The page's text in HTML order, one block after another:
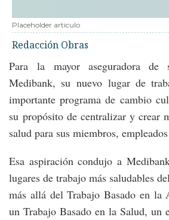
Placeholder articulo
Redacción Obras
Para la mayor aseguradora de
Medibank, su nuevo lugar de
importante programa de cambio
su propósito de centralizar y crear
salud para sus miembros,
Esa aspiración condujo a
lugares de trabajo más saludables
más allá del Trabajo Basado en la
un Trabajo Basado en la Salud, un